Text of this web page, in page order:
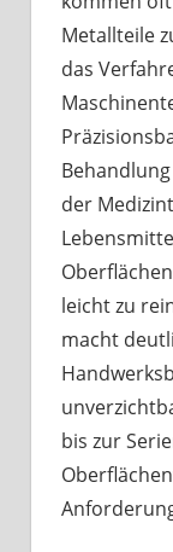
Metallteile
das
der
leicht zu
macht
bis zur